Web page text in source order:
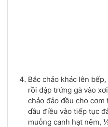
Bắc chảo khác lên
rồi đập trứng gà vào
chảo đảo đều cho
dầu điều vào tiếp tục
muỗng canh hạt nêm,